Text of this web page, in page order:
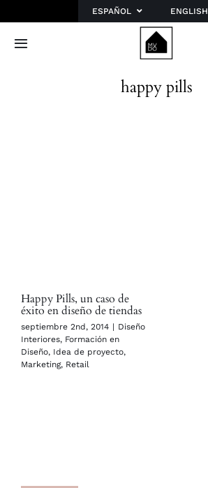
ESPAÑOL ENGLISH
Toggle
happy pills
Happy Pills, un caso de
éxito en diseño de tiendas
septiembre 2nd, 2014 | Diseño
Interiores, Formación en
Diseño, Idea de proyecto,
Marketing, Retail